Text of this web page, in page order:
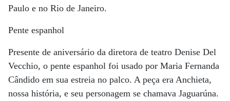
Paulo e no Rio de Janeiro.
Pente espanhol
Presente de aniversário da diretora de teatro Denise Del
Vecchio, o pente espanhol foi usado por Maria Fernanda
Cândido em sua estreia no palco. A peça era Anchieta,
nossa história, e seu personagem se chamava Jaguarúna.